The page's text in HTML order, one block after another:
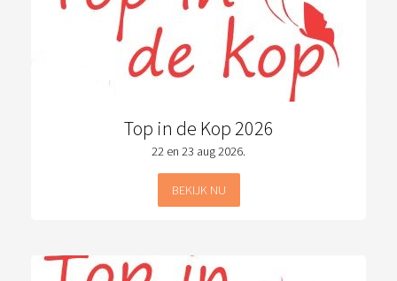
Top in de Kop 2026
22 en 23 aug 2026.
BEKIJK NU